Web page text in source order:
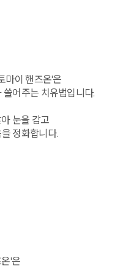
마이 핸즈온'은
어주는 치유법입니다.
눈을 감고
정화합니다.
'은